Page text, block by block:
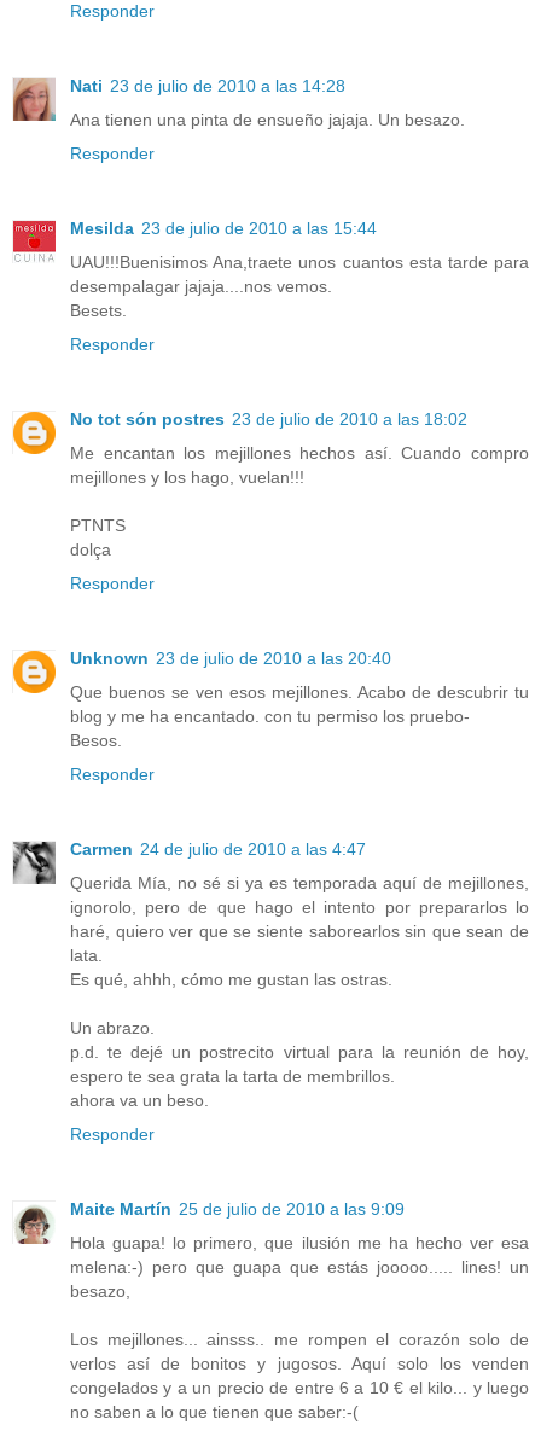
Responder
Nati 23 de julio de 2010 a las 14:28
Ana tienen una pinta de ensueño jajaja. Un besazo.
Responder
Mesilda 23 de julio de 2010 a las 15:44
UAU!!!Buenisimos Ana,traete unos cuantos esta tarde para
desempalagar jajaja....nos vemos.
Besets.
Responder
No tot són postres 23 de julio de 2010 a las 18:02
Me encantan los mejillones hechos así. Cuando compro
mejillones y los hago, vuelan!!!
PTNTS
dolça
Responder
Unknown 23 de julio de 2010 a las 20:40
Que buenos se ven esos mejillones. Acabo de descubrir tu
blog y me ha encantado. con tu permiso los pruebo-
Besos.
Responder
Carmen 24 de julio de 2010 a las 4:47
Querida Mía, no sé si ya es temporada aquí de mejillones,
ignorolo, pero de que hago el intento por prepararlos lo
haré, quiero ver que se siente saborearlos sin que sean de
lata.
Es qué, ahhh, cómo me gustan las ostras.
Un abrazo.
p.d. te dejé un postrecito virtual para la reunión de hoy,
espero te sea grata la tarta de membrillos.
ahora va un beso.
Responder
Maite Martín 25 de julio de 2010 a las 9:09
Hola guapa! lo primero, que ilusión me ha hecho ver esa
melena:-) pero que guapa que estás jooooo..... lines! un
besazo,
Los mejillones... ainsss.. me rompen el corazón solo de
verlos así de bonitos y jugosos. Aquí solo los venden
congelados y a un precio de entre 6 a 10 € el kilo... y luego
no saben a lo que tienen que saber:-(